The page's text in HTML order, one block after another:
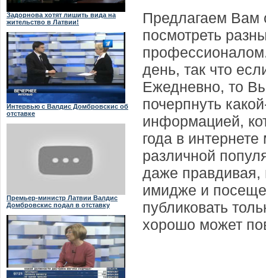
Задорнова хотят лишить вида на
жительство в Латвии!
Интервью с Валдис Домбровскис об
отставке
Премьер-министр Латвии Валдис
Домбровскис подал в отставку
Предлагаем Вам
посмотреть
день, так что
Ежедневно, то
почерпнуть
информацией,
года в
различной
даже правдивая,
имидже и
публиковать
хорошо может